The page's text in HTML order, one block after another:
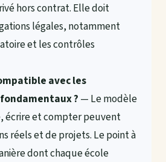
hors contrat. Elle doit
légales, notamment
et les contrôles
avec les
?— Le modèle
écrire et compter peuvent
réels et de projets. Le point à
dont chaque école